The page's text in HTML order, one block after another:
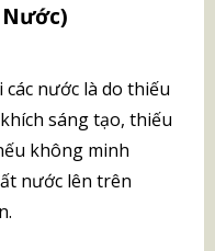
Nước)
nước là do thiếu
sáng tạo, thiếu
không minh
nước lên trên